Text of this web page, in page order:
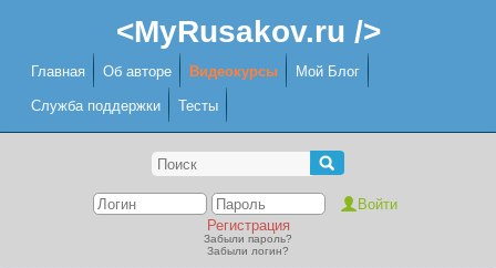
<MyRusakov.ru />
Главная Об авторе Видеокурсы Мой Блог
Служба поддержки Тесты
Регистрация
Забыли пароль?
Забыли логин?